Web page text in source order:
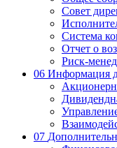
Совет
Система
Отчет о
Риск-
06 Информация
07